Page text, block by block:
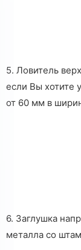
5. Ловитель
если Вы хотите
от 60 мм в
6. Заглушка
металла со